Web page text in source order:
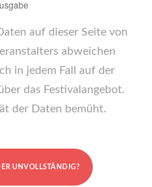
auf dieser Seite von
abweichen
in jedem Fall auf der
das Festivalangebot.
der Daten bemüht.
UNVOLLSTÄNDIG?